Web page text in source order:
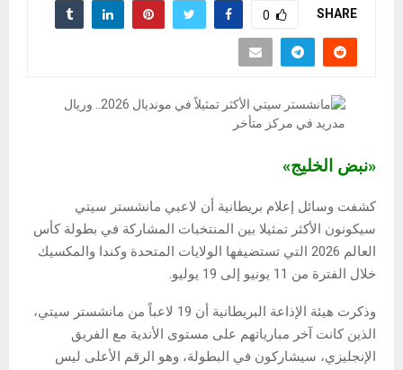
SHARE
0
«نبض الخليج»
كشفت وسائل إعلام بريطانية أن لاعبي مانشستر سيتي
سيكونون الأكثر تمثيلا بين المنتخبات المشاركة في بطولة كأس
العالم 2026 التي تستضيفها الولايات المتحدة وكندا والمكسيك
خلال الفترة من 11 يونيو إلى 19 يوليو.
وذكرت هيئة الإذاعة البريطانية أن 19 لاعباً من مانشستر سيتي،
الذين كانت آخر مبارياتهم على مستوى الأندية مع الفريق
الإنجليزي، سيشاركون في البطولة، وهو الرقم الأعلى ليس